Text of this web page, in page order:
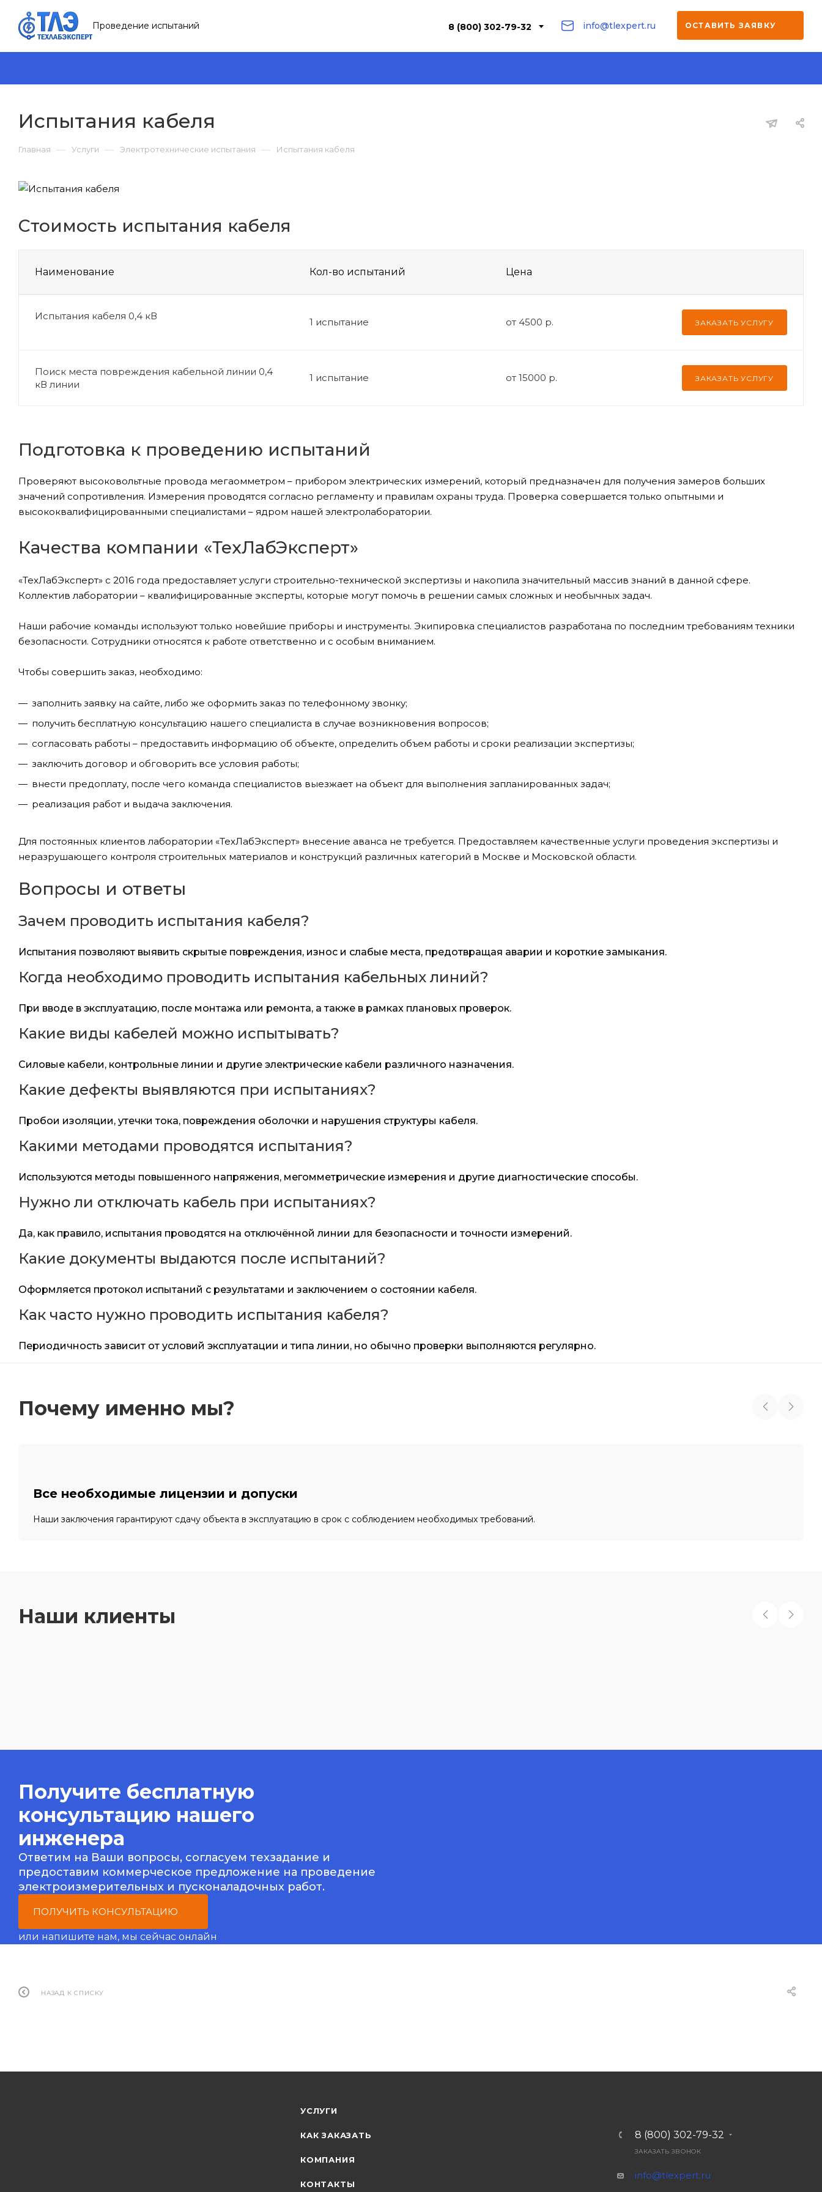
Проведение испытаний 8 (800) 302-79-32 info@tlexpert.ru ОСТАВИТЬ ЗАЯВКУ
Испытания кабеля
Главная — Услуги — Электротехнические испытания — Испытания кабеля
Стоимость испытания кабеля
Наименование Кол-во испытаний Цена
Испытания кабеля 0,4 кВ
1 испытание от 4500 р. ЗАКАЗАТЬ УСЛУГУ
Поиск места повреждения кабельной линии 0,4
кВ линии
1 испытание от 15000 р. ЗАКАЗАТЬ УСЛУГУ
Подготовка к проведению испытаний
Проверяют высоковольтные провода мегаомметром – прибором электрических измерений, который предназначен для получения замеров больших
значений сопротивления. Измерения проводятся согласно регламенту и правилам охраны труда. Проверка совершается только опытными и
высококвалифицированными специалистами – ядром нашей электролаборатории.
Качества компании «ТехЛабЭксперт»
«ТехЛабЭксперт» с 2016 года предоставляет услуги строительно-технической экспертизы и накопила значительный массив знаний в данной сфере.
Коллектив лаборатории – квалифицированные эксперты, которые могут помочь в решении самых сложных и необычных задач.
Наши рабочие команды используют только новейшие приборы и инструменты. Экипировка специалистов разработана по последним требованиям техники
безопасности. Сотрудники относятся к работе ответственно и с особым вниманием.
Чтобы совершить заказ, необходимо:
заполнить заявку на сайте, либо же оформить заказ по телефонному звонку;
получить бесплатную консультацию нашего специалиста в случае возникновения вопросов;
согласовать работы – предоставить информацию об объекте, определить объем работы и сроки реализации экспертизы;
заключить договор и обговорить все условия работы;
внести предоплату, после чего команда специалистов выезжает на объект для выполнения запланированных задач;
реализация работ и выдача заключения.
Для постоянных клиентов лаборатории «ТехЛабЭксперт» внесение аванса не требуется. Предоставляем качественные услуги проведения экспертизы и
неразрушающего контроля строительных материалов и конструкций различных категорий в Москве и Московской области.
Вопросы и ответы
Зачем проводить испытания кабеля?
Испытания позволяют выявить скрытые повреждения, износ и слабые места, предотвращая аварии и короткие замыкания.
Когда необходимо проводить испытания кабельных линий?
При вводе в эксплуатацию, после монтажа или ремонта, а также в рамках плановых проверок.
Какие виды кабелей можно испытывать?
Силовые кабели, контрольные линии и другие электрические кабели различного назначения.
Какие дефекты выявляются при испытаниях?
Пробои изоляции, утечки тока, повреждения оболочки и нарушения структуры кабеля.
Какими методами проводятся испытания?
Используются методы повышенного напряжения, мегомметрические измерения и другие диагностические способы.
Нужно ли отключать кабель при испытаниях?
Да, как правило, испытания проводятся на отключённой линии для безопасности и точности измерений.
Какие документы выдаются после испытаний?
Оформляется протокол испытаний с результатами и заключением о состоянии кабеля.
Как часто нужно проводить испытания кабеля?
Периодичность зависит от условий эксплуатации и типа линии, но обычно проверки выполняются регулярно.
Почему именно мы?
Все необходимые лицензии и допуски
Наши заключения гарантируют сдачу объекта в эксплуатацию в срок с соблюдением необходимых требований.
Наши клиенты
Получите бесплатную
консультацию нашего
инженера
Ответим на Ваши вопросы, согласуем техзадание и
предоставим коммерческое предложение на проведение
электроизмерительных и пусконаладочных работ.
ПОЛУЧИТЬ КОНСУЛЬТАЦИЮ
или напишите нам, мы сейчас онлайн
НАЗАД К СПИСКУ
УСЛУГИ
КАК ЗАКАЗАТЬ
КОМПАНИЯ
КОНТАКТЫ
8 (800) 302-79-32
ЗАКАЗАТЬ ЗВОНОК
info@tlexpert.ru